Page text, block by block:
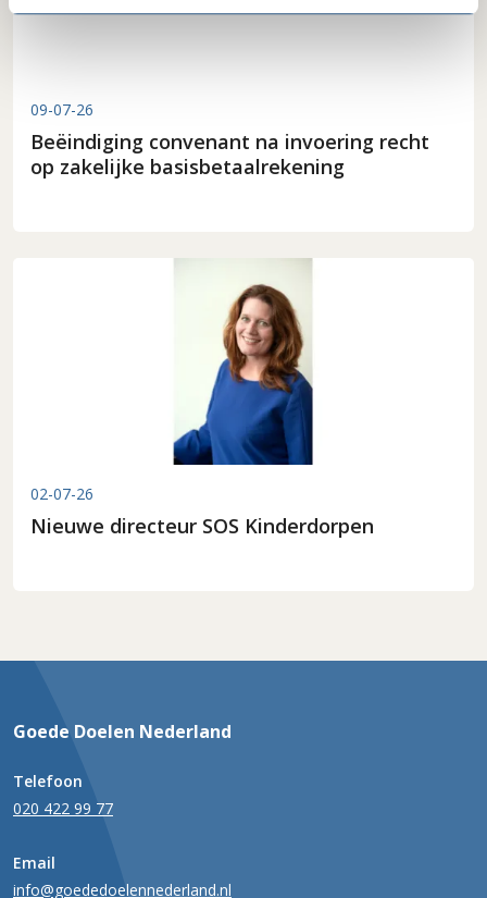
09-07-26
Beëindiging convenant na invoering recht
op zakelijke basisbetaalrekening
02-07-26
Nieuwe directeur SOS Kinderdorpen
Goede Doelen Nederland
Telefoon
020 422 99 77
Email
info@goededoelennederland.nl